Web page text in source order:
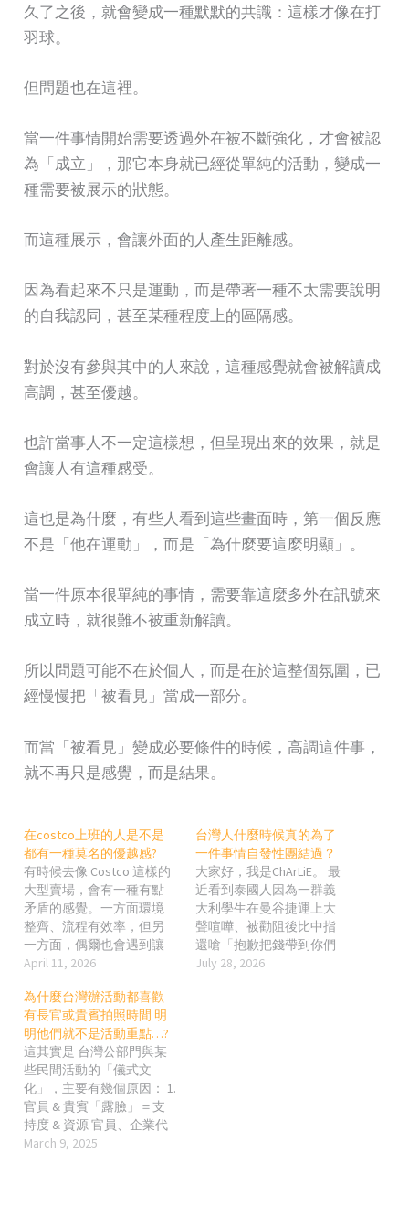
久了之後，就會變成一種默默的共識：這樣才像在打
羽球。
但問題也在這裡。
當一件事情開始需要透過外在被不斷強化，才會被認
為「成立」，那它本身就已經從單純的活動，變成一
種需要被展示的狀態。
而這種展示，會讓外面的人產生距離感。
因為看起來不只是運動，而是帶著一種不太需要說明
的自我認同，甚至某種程度上的區隔感。
對於沒有參與其中的人來說，這種感覺就會被解讀成
高調，甚至優越。
也許當事人不一定這樣想，但呈現出來的效果，就是
會讓人有這種感受。
這也是為什麼，有些人看到這些畫面時，第一個反應
不是「他在運動」，而是「為什麼要這麼明顯」。
當一件原本很單純的事情，需要靠這麼多外在訊號來
成立時，就很難不被重新解讀。
所以問題可能不在於個人，而是在於這整個氛圍，已
經慢慢把「被看見」當成一部分。
而當「被看見」變成必要條件的時候，高調這件事，
就不再只是感覺，而是結果。
在costco上班的人是不是
都有一種莫名的優越感?
有時候去像 Costco 這樣的
大型賣場，會有一種有點
矛盾的感覺。一方面環境
整齊、流程有效率，但另
一方面，偶爾也會遇到讓
人覺得距離感比較重的服
貌，而是少了一點親切，
甚至讓人感覺有點冷。 這
種感受，很容易被解讀成
「是不是有某種優越
感」。但如果換個角度
想，也許不一定是這麼單
純。 大型賣場的工作節奏
通常很快，人流大、事情
多，每一個環節都在追求
April 11, 2026
台灣人什麼時候真的為了
一件事情自發性團結過？
大家好，我是ChArLiE。 最
近看到泰國人因為一群義
大利學生在曼谷捷運上大
聲喧嘩、被勸阻後比中指
還嗆「抱歉把錢帶到你們
國家」，整個社群瞬間炸
July 28, 2026
為什麼台灣辦活動都喜歡
有長官或貴賓拍照時間 明
明他們就不是活動重點…?
這其實是 台灣公部門與某
些民間活動的「儀式文
化」，主要有幾個原因： 1.
官員 & 貴賓「露臉」＝支
持度 & 資源 官員、企業代
表、議員等出席活動，通
March 9, 2025